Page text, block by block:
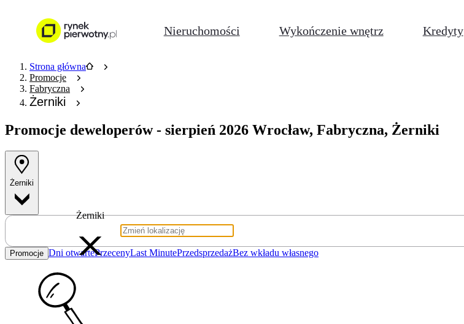
Nieruchomości Wykończenie wnętrz Kredyty
Strona główna
Promocje
Fabryczna
Żerniki
Promocje deweloperów - sierpień 2026 Wrocław, Fabryczna, Żerniki
Żerniki
Żerniki
Promocje Dni otwartePrzecenyLast MinutePrzedsprzedażBez wkładu własnego